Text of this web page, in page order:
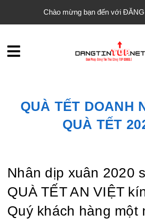
Chào mừng bạn đến với
QUÀ TẾT DOANH
QUÀ TẾT
Nhân dịp xuân 2020
QUÀ TẾT AN VIỆT
Quý khách hàng một